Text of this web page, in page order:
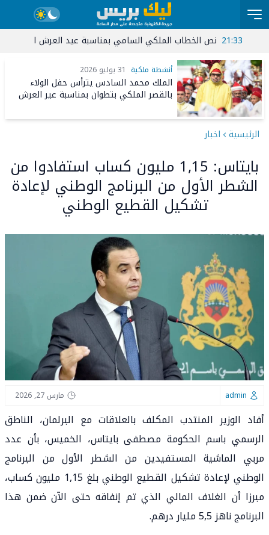
نص الخطاب الملكي السامي بمناسبة عيد العرش المجيد
يتجه بثقة نحو تصدر الانتخابات والحضور الجماهيري أكبر رسالة سياسية
أنشطة ملكية 31 يوليو 2026
الملك محمد السادس يترأس حفل الولاء
بالقصر الملكي بتطوان بمناسبة عير العرش
الرئيسية اخبار
بايتاس: 1,15 مليون كساب استفادوا من
الشطر الأول من البرنامج الوطني لإعادة
تشكيل القطيع الوطني
admin مارس 27, 2026
أفاد الوزير المنتدب المكلف بالعلاقات مع البرلمان، الناطق
الرسمي باسم الحكومة مصطفى بايتاس، الخميس، بأن عدد
مربي الماشية المستفيدين من الشطر الأول من البرنامج
الوطني لإعادة تشكيل القطيع الوطني بلغ 1,15 مليون كساب،
مبرزا أن الغلاف المالي الذي تم إنفاقه حتى الآن ضمن هذا
البرنامج ناهز 5,5 مليار درهم.